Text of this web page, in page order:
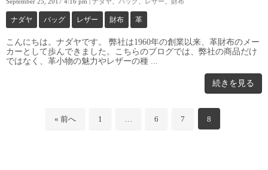
ナダヤ バッグ レザー 財布 革
こんにちは。ナダヤです。 弊社は1960年の創業以来、革財布のメー
カーとして歩んできました。こちらのブログでは、弊社の商品だけ
ではなく、革小物の魅力やレザーの種 ...
続きを見る
« 前へ 1 6 7 8